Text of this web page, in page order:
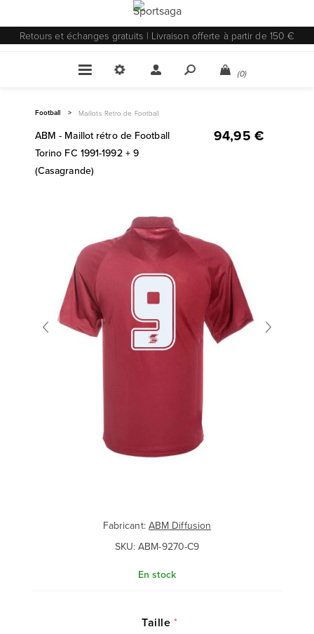
Retours et échanges gratuits | Livraison offerte à partir de 150 €
(0)
Football > Maillots Retro de Football
ABM - Maillot rétro de Football
Torino FC 1991-1992 + 9
(Casagrande)
94,95 €
Fabricant: ABM Diffusion
SKU:ABM-9270-C9
En stock
Taille *